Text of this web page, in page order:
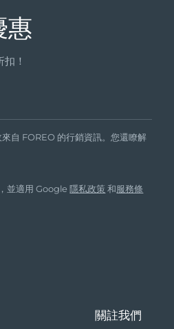
惠
！
自 FOREO 的行銷資訊。您還瞭解
並適用 Google隱私政策 和服務條
關註我們